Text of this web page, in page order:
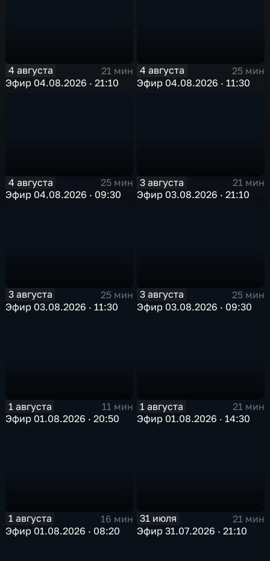
4 августа
21 мин
Эфир 04.08.2026 · 21:10
4 августа
25 мин
Эфир 04.08.2026 · 11:30
4 августа
25 мин
Эфир 04.08.2026 · 09:30
3 августа
21 мин
Эфир 03.08.2026 · 21:10
3 августа
25 мин
Эфир 03.08.2026 · 11:30
3 августа
25 мин
Эфир 03.08.2026 · 09:30
1 августа
11 мин
Эфир 01.08.2026 · 20:50
1 августа
21 мин
Эфир 01.08.2026 · 14:30
1 августа
16 мин
Эфир 01.08.2026 · 08:20
31 июля
21 мин
Эфир 31.07.2026 · 21:10